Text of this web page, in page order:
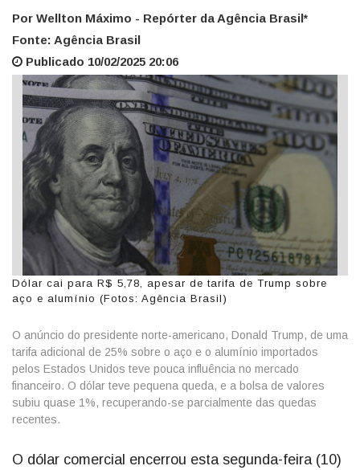
Por Wellton Máximo - Repórter da Agência Brasil*
Fonte: Agência Brasil
Publicado 10/02/2025 20:06
Dólar cai para R$ 5,78, apesar de tarifa de Trump sobre
aço e alumínio (Fotos: Agência Brasil)
O anúncio do presidente norte-americano, Donald Trump, de uma
tarifa adicional de 25% sobre o aço e o alumínio importados
pelos Estados Unidos teve pouca influência no mercado
financeiro. O dólar teve pequena queda, e a bolsa de valores
subiu quase 1%, recuperando-se parcialmente das quedas
recentes.
O dólar comercial encerrou esta segunda-feira (10)